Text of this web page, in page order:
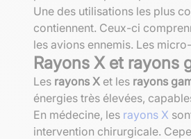
Une des utilisations les plus
contiennent. Ceux-ci
les avions ennemis. Les
Rayons X et rayons
Les rayons X et les rayons
énergies très élevées,
En médecine, les rayons X
intervention chirurgicale.